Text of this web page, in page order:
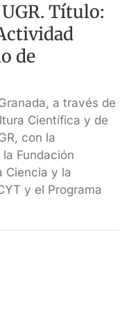
Título:
de
a través de
Científica y de
con la
Fundación
Ciencia y la
y el Programa